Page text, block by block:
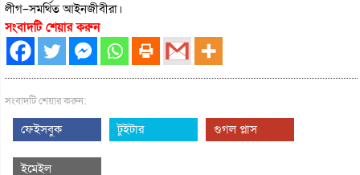
লীগ–সমর্থিত আইনজীবীরা।
সংবাদটি শেয়ার করুন
সংবাদটি শেয়ার করুন:
ফেইসবুক টুইটার গুগল প্লাস
ইমেইল